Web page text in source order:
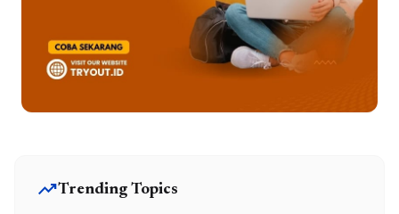
trending_upTrending Topics